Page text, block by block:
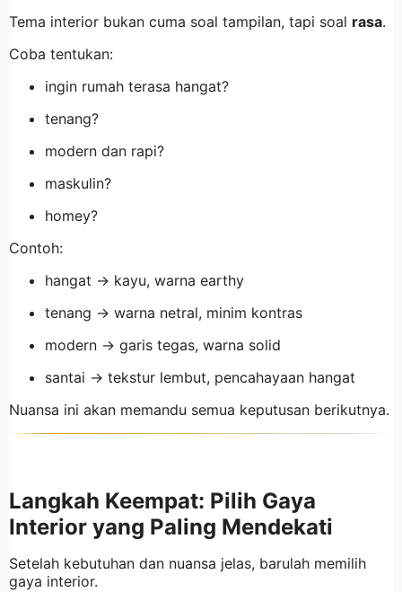
Tema interior bukan cuma soal tampilan, tapi soal rasa.
Coba tentukan:
ingin rumah terasa hangat?
tenang?
modern dan rapi?
maskulin?
homey?
Contoh:
hangat → kayu, warna earthy
tenang → warna netral, minim kontras
modern → garis tegas, warna solid
santai → tekstur lembut, pencahayaan hangat
Nuansa ini akan memandu semua keputusan berikutnya.
Langkah Keempat: Pilih Gaya
Interior yang Paling Mendekati
Setelah kebutuhan dan nuansa jelas, barulah memilih
gaya interior.